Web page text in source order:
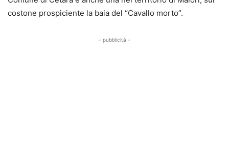
costone prospiciente la baia del “Cavallo morto”.
- pubblicità -